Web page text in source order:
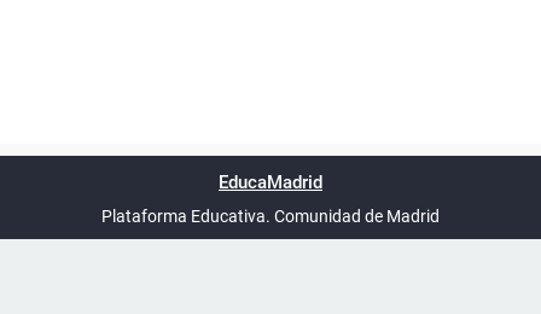
UTC+02:00
phpBB España
EducaMadrid
Plataforma Educativa. Comunidad de Madrid